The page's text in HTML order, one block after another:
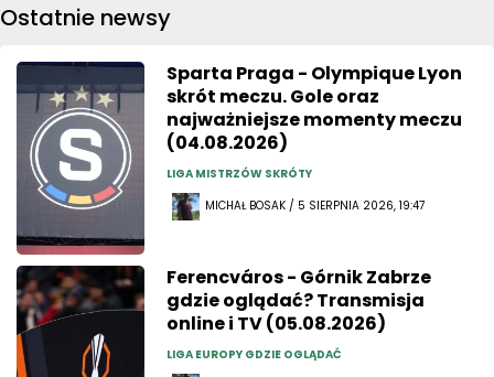
Ostatnie newsy
Sparta Praga - Olympique Lyon
skrót meczu. Gole oraz
najważniejsze momenty meczu
(04.08.2026)
LIGA MISTRZÓW SKRÓTY
MICHAŁ BOSAK / 5 SIERPNIA 2026, 19:47
Ferencváros - Górnik Zabrze
gdzie oglądać? Transmisja
online i TV (05.08.2026)
LIGA EUROPY GDZIE OGLĄDAĆ